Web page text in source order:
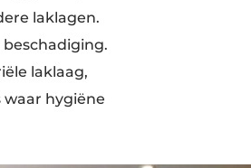
laklagen.
laklaag,
hygiëne